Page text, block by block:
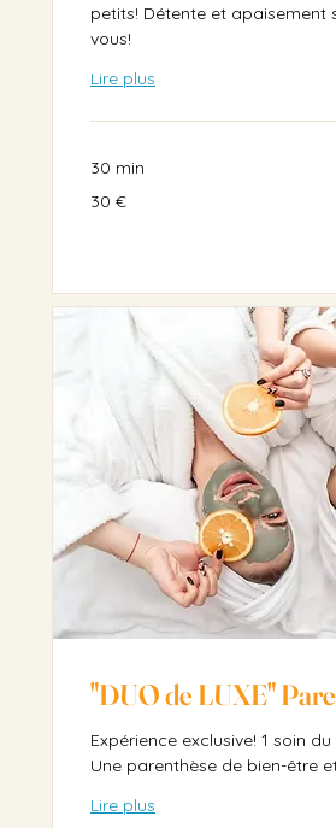
petits! Détente et apaisement
vous!
Lire plus
30 min
euros
30 €
"DUO de LUXE"
Expérience exclusive! 1 soin
Une parenthèse de bien-être
Lire plus